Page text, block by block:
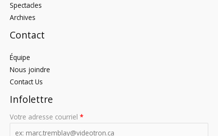
Spectacles
Archives
Contact
Équipe
Nous joindre
Contact Us
Infolettre
Votre adresse courriel *